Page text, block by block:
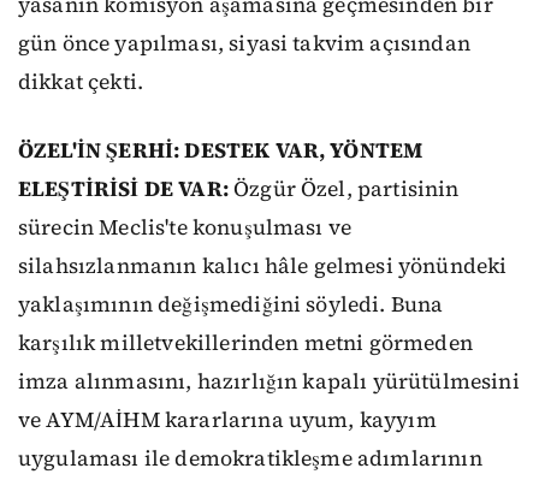
gün önce yapılması, siyasi takvim açısından
dikkat çekti.
ÖZEL'İN ŞERHİ: DESTEK VAR, YÖNTEM
ELEŞTİRİSİ DE VAR:Özgür Özel, partisinin
sürecin Meclis'te konuşulması ve
silahsızlanmanın kalıcı hâle gelmesi yönündeki
yaklaşımının değişmediğini söyledi. Buna
karşılık milletvekillerinden metni görmeden
imza alınmasını, hazırlığın kapalı yürütülmesini
ve AYM/AİHM kararlarına uyum, kayyım
uygulaması ile demokratikleşme adımlarının